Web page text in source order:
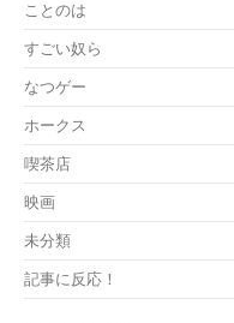
ことのは
すごい奴ら
なつゲー
ホークス
喫茶店
映画
未分類
記事に反応！